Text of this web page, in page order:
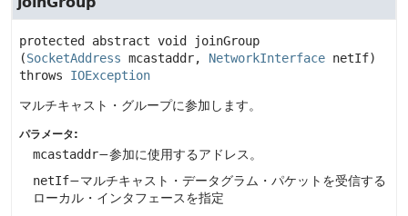
protected abstract void
joinGroup
(SocketAddress mcastaddr, NetworkInterface netIf)
throws IOException
マルチキャスト・グループに参加します。
パラメータ:
mcastaddr−参加に使用するアドレス。
netIf−マルチキャスト・データグラム・パケットを受信する
ローカル・インタフェースを指定